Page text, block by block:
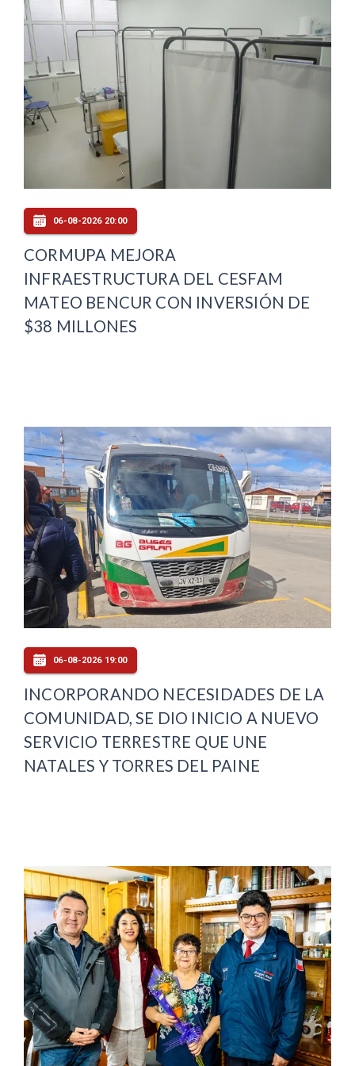
06-08-2026 20:00
CORMUPA MEJORA
INFRAESTRUCTURA DEL CESFAM
MATEO BENCUR CON INVERSIÓN DE
$38 MILLONES
06-08-2026 19:00
INCORPORANDO NECESIDADES DE LA
COMUNIDAD, SE DIO INICIO A NUEVO
SERVICIO TERRESTRE QUE UNE
NATALES Y TORRES DEL PAINE